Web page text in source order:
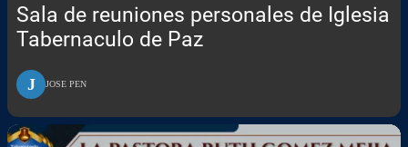
Sala de reuniones personales de Iglesia
Tabernaculo de Paz
J JOSE PEN